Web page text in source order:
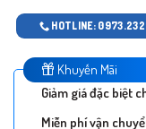
HOTLINE:
Khuyến Mãi
Giảm giá đặc biệt
Miễn phí vận